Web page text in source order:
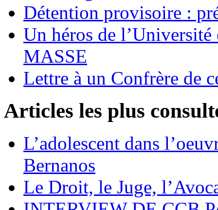
Détention provisoire :
Un héros de
MASSE
Lettre à un Confrère de
Articles les plus
L’adolescent dans
Bernanos
Le Droit, le Juge,